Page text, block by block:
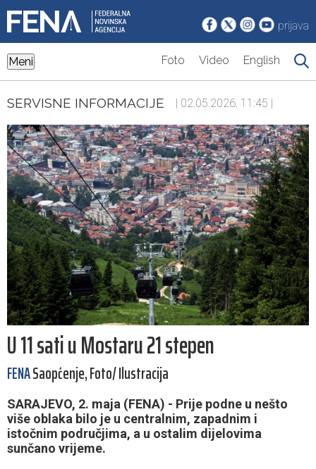
prijava
Meni Foto Video English
SERVISNE INFORMACIJE | 02.05.2026. 11:45 |
U 11 sati u Mostaru 21 stepen
FENASaopćenje, Foto/ Ilustracija
SARAJEVO, 2. maja (FENA) - Prije podne u nešto
više oblaka bilo je u centralnim, zapadnim i
istočnim područjima, a u ostalim dijelovima
sunčano vrijeme.